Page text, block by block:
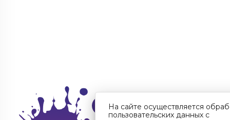
На сайте осуществляется
пользовательских данных с